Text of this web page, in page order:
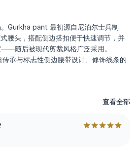
Gurkha pant 最初源自尼泊尔士兵制
腰头，搭配侧边搭扣便于快速调节，并
随后被现代剪裁风格广泛采用。
承与标志性侧边腰带设计、修饰线条的
3% elastane twill 面料结合，呈现利
查看全部